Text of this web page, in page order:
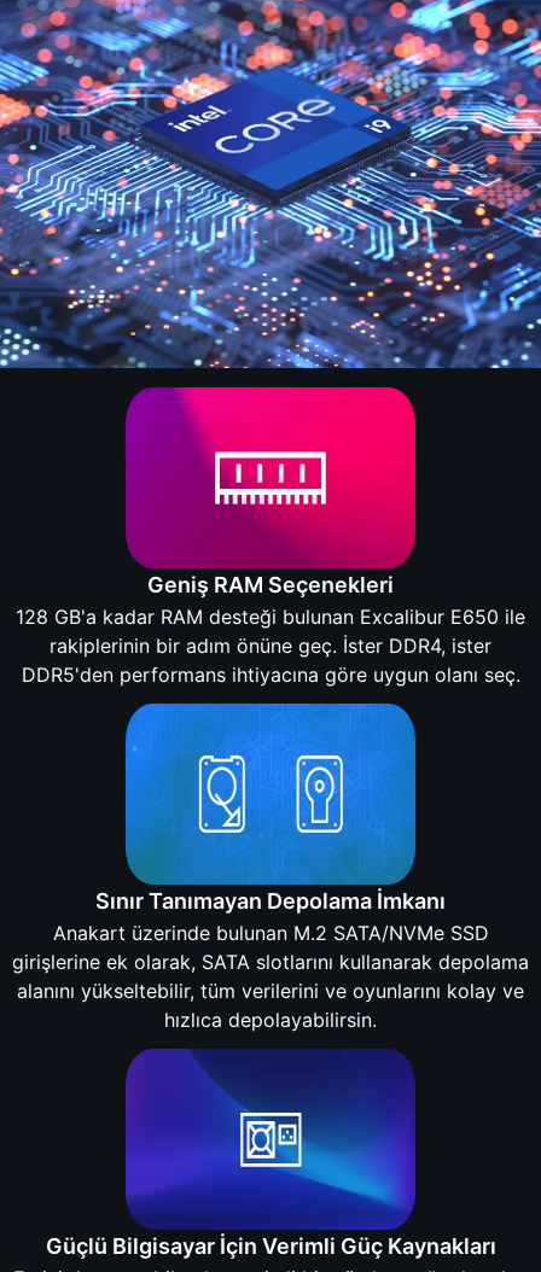
Geniş RAM Seçenekleri
128 GB'a kadar RAM desteği bulunan Excalibur E650 ile
rakiplerinin bir adım önüne geç. İster DDR4, ister
DDR5'den performans ihtiyacına göre uygun olanı seç.
Sınır Tanımayan Depolama İmkanı
Anakart üzerinde bulunan M.2 SATA/NVMe SSD
girişlerine ek olarak, SATA slotlarını kullanarak depolama
alanını yükseltebilir, tüm verilerini ve oyunlarını kolay ve
hızlıca depolayabilirsin.
Güçlü Bilgisayar İçin Verimli Güç Kaynakları